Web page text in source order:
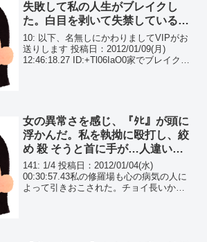
失敗して私の人生がブレイクし
た。白目を剥いて失禁している私
を見て、家族は何を思ったのだろ
うか…
10: 以下、名無しにかわりましてVIPがお
送りします 投稿日：2012/01/09(月)
12:46:18.27 ID:+Tl06IaO0家でブレイクダ
女の異常さを感じ、『ﾀﾋ』が頭に
浮かんだ。私を執拗に殴打し、絞
め 殺 そうと首に手が…人違いで
ここまでされるなんて…
141: 1/4 投稿日：2012/01/04(水)
00:30:57.43私の修羅場も心の病気の人に
よって引きおこされた。チョイ長いから